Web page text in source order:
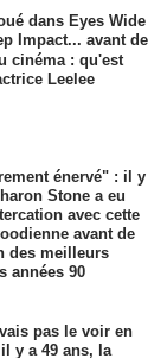
dans Eyes Wide
Impact... avant de
cinéma : qu'est
Leelee
énervé" : il y
Stone a eu
avec cette
avant de
des meilleurs
années 90
pas le voir en
y a 49 ans, la